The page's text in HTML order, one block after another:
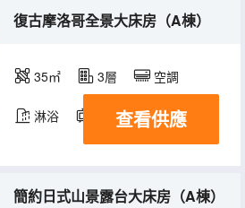
復古摩洛哥全景大床房（A棟）
35㎡ 3層 空調
淋浴 電視機 冰箱
查看供應
簡約日式山景露台大床房（A棟）